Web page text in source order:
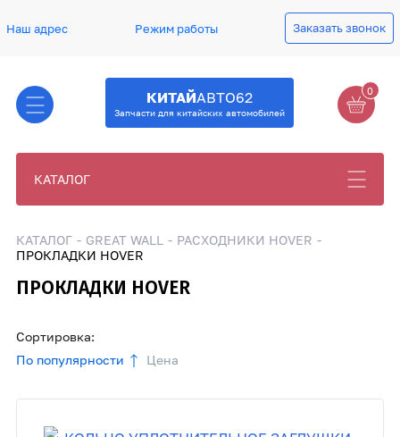
Наш адрес Режим работы Заказать звонок
КИТАЙАВТО62
Запчасти для китайских автомобилей
0
КАТАЛОГ
КАТАЛОГ GREAT WALL
РАСХОДНИКИ HOVER
ПРОКЛАДКИ HOVER
ПРОКЛАДКИ HOVER
Сортировка:
По популярности
Цена